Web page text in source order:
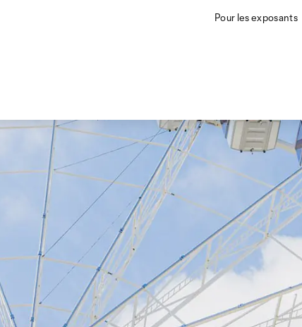
Pour les exposants